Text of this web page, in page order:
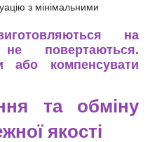
з мінімальними
на
повертаються.
або компенсувати
та обміну
якості